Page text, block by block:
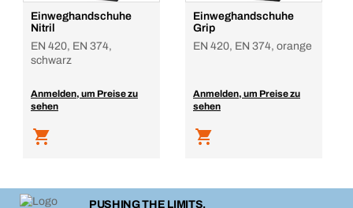
Einweghandschuhe
Nitril
EN 420, EN 374,
schwarz
Anmelden, um Preise zu
sehen
Einweghandschuhe
Grip
EN 420, EN 374, orange
Anmelden, um Preise zu
sehen
PUSHING THE LIMITS.